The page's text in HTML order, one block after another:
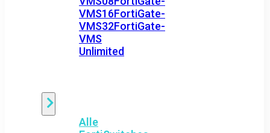
VMS16FortiGate-
VMS32FortiGate-
VMS
Unlimited
Alle